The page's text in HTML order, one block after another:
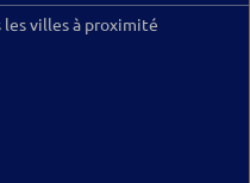
les villes à proximité